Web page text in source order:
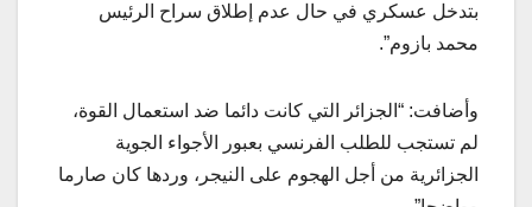
بتدخل عسكري في حال عدم إطلاق سراح الرئيس
محمد بازوم”.
وأضافت: “الجزائر التي كانت دائما ضد استعمال القوة،
لم تستجب للطلب الفرنسي بعبور الأجواء الجوية
الجزائرية من أجل الهجوم على النيجر، وردها كان صارما